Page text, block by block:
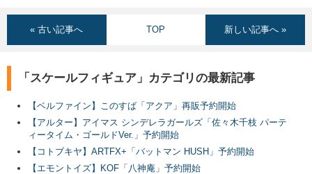
« 古い記事へ TOP 新しい記事へ »
「スケールフィギュア」カテゴリの最新記事
【ベルファイン】このすば「アクア」再販予約開始
【アルター】アイマス シンデレラガールズ「佐々木千枝 パーテ
ィータイム・ゴールドVer.」予約開始
【コトブキヤ】ARTFX+「バットマン HUSH」予約開始
【エモントイズ】KOF「八神庵」予約開始